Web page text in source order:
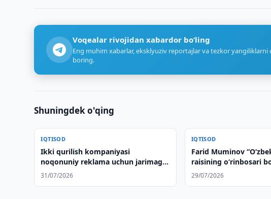
Voqealar rivojidan xabardor bo‘ling
Eng muhim xabarlar, eksklyuziv reportajlar va tezkor
boring.
Shuningdek o'qing
IQTISOD
Ikki qurilish kompaniyasi
noqonuniy reklama uchun jarimaga
tortildi
31/07/2026
IQTISOD
Farid Muminov
raisining o‘rinbosari
29/07/2026